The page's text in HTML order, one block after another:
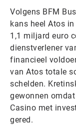
Volgens BFM
kans heel Atos
1,1 miljard euro
dienstverlener
financieel
van Atos totale
schelden.
gewonnen
Casino met
gered.